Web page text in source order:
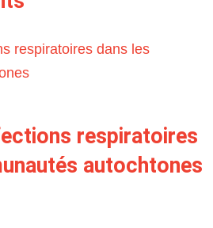
respiratoires
autochtones